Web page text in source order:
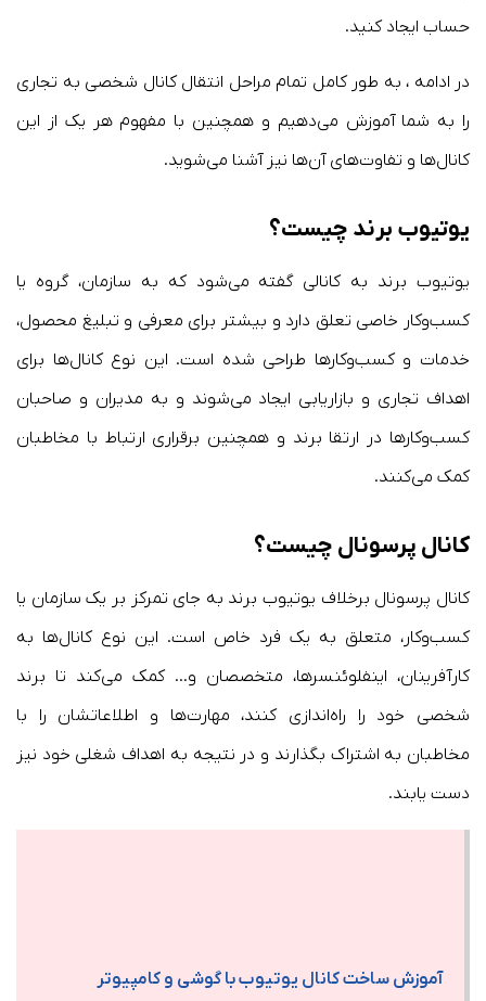
حساب ایجاد کنید.
در ادامه ، به طور کامل تمام مراحل انتقال کانال شخصی به تجاری
را به شما آموزش می‌دهیم و همچنین با مفهوم هر یک از این
کانال‌ها و تفاوت‌های آن‌ها نیز آشنا می‌شوید.
یوتیوب برند چیست؟
یوتیوب برند به کانالی گفته می‌شود که به سازمان، گروه یا
کسب‌وکار خاصی تعلق دارد و بیشتر برای معرفی و تبلیغ محصول،
خدمات و کسب‌وکارها طراحی شده است. این نوع کانال‌ها برای
اهداف تجاری و بازاریابی ایجاد می‌شوند و به مدیران و صاحبان
کسب‌وکارها در ارتقا برند و همچنین برقراری ارتباط با مخاطبان
کمک می‌کنند.
کانال پرسونال چیست؟
کانال پرسونال برخلاف یوتیوب برند به جای تمرکز بر یک سازمان یا
کسب‌وکار، متعلق به یک فرد خاص است. این نوع کانال‌ها به
کارآفرینان، اینفلوئنسرها، متخصصان و… کمک می‌کند تا برند
شخصی خود را راه‌اندازی کنند، مهارت‌ها و اطلاعاتشان را با
مخاطبان به اشتراک بگذارند و در نتیجه به اهداف شغلی خود نیز
دست یابند.
آموزش ساخت کانال یوتیوب با گوشی و کامپیوتر